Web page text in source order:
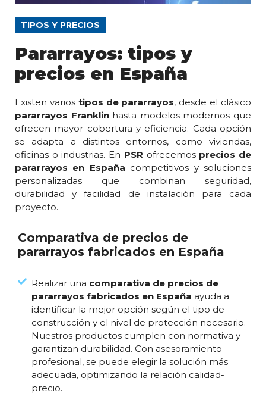
TIPOS Y PRECIOS
Pararrayos: tipos y
precios en España
Existen varios tipos de pararrayos, desde el clásico
pararrayos Franklinhasta modelos modernos que
ofrecen mayor cobertura y eficiencia. Cada opción
se adapta a distintos entornos, como viviendas,
oficinas o industrias. En PSR ofrecemos precios de
pararrayos en España competitivos y soluciones
personalizadas que combinan seguridad,
durabilidad y facilidad de instalación para cada
proyecto.
Comparativa de precios de
pararrayos fabricados en España
Realizar una comparativa de precios de
pararrayos fabricados en España ayuda a
identificar la mejor opción según el tipo de
construcción y el nivel de protección necesario.
Nuestros productos cumplen con normativa y
garantizan durabilidad. Con asesoramiento
profesional, se puede elegir la solución más
adecuada, optimizando la relación calidad-
precio.